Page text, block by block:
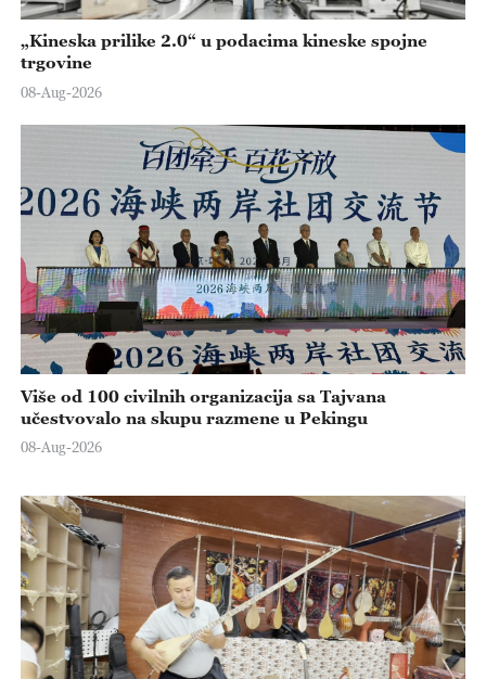
„Kineska prilike 2.0“ u podacima kineske spojne
trgovine
08-Aug-2026
Više od 100 civilnih organizacija sa Tajvana
učestvovalo na skupu razmene u Pekingu
08-Aug-2026